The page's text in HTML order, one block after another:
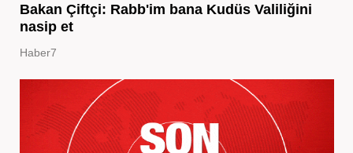
Bakan Çiftçi: Rabb'im bana Kudüs Valiliğini
nasip et
Haber7